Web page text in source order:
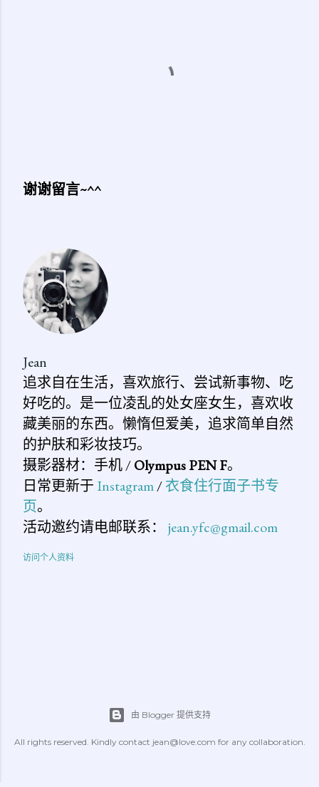
论
谢谢留言~^^
Jean
追求自在生活，喜欢旅行、尝试新事物、吃
好吃的。是一位凌乱的处女座女生，喜欢收
藏美丽的东西。懒惰但爱美，追求简单自然
的护肤和彩妆技巧。
摄影器材：手机 /Olympus PEN F。
日常更新于 Instagram/衣食住行面子书专
页。
活动邀约请电邮联系： jean.yfc@gmail.com
访问个人资料
由 Blogger 提供支持
All rights reserved. Kindly contact jean@love.com for any collaboration.